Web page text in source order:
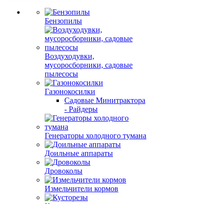
Бензопилы
Воздуходувки,
мусоросборники, cадовые
пылесосы
Газонокосилки
Садовые Минитрактора
- Райдеры
Генераторы холодного тумана
Доильные аппараты
Дровоколы
Измельчители кормов